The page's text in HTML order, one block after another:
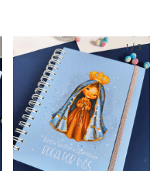
1/3